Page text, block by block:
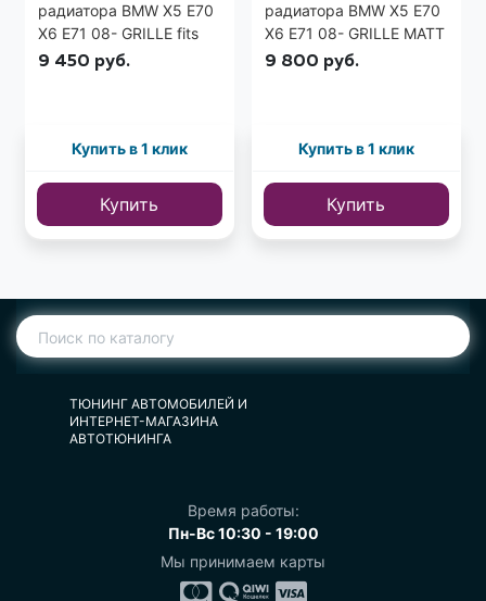
радиатора BMW X5 E70
X6 E71 08- GRILLE fits
хром
9 450 руб.
Купить в 1 клик
Купить
радиатора BMW X5 E70
X6 E71 08- GRILLE MATT
fits черные
9 800 руб.
Купить в 1 клик
Купить
ТЮНИНГ АВТОМОБИЛЕЙ И
ИНТЕРНЕТ-МАГАЗИНА
АВТОТЮНИНГА
Время работы:
Пн-Вс 10:30 - 19:00
Мы принимаем карты